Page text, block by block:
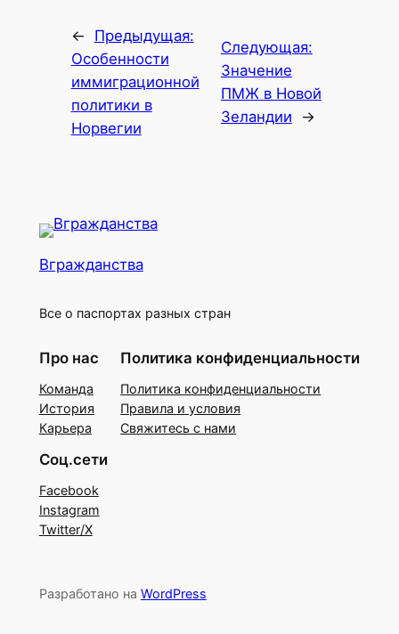
←
Предыдущая:
Особенности
иммиграционной
политики в
Норвегии
Следующая:
Значение
ПМЖ в Новой
Зеландии
→
Вгражданства
Все о паспортах разных стран
Про нас
Команда
История
Карьера
Политика конфиденциальности
Политика конфиденциальности
Правила и условия
Свяжитесь с нами
Соц.сети
Facebook
Instagram
Twitter/X
Разработано на WordPress